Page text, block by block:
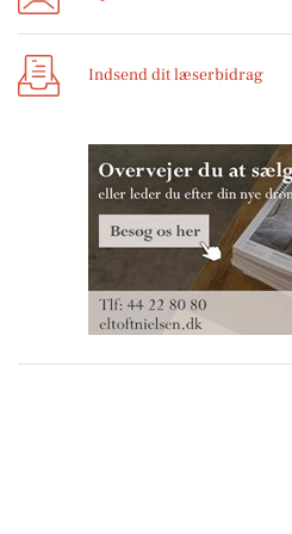
Indsend dit læserbidrag